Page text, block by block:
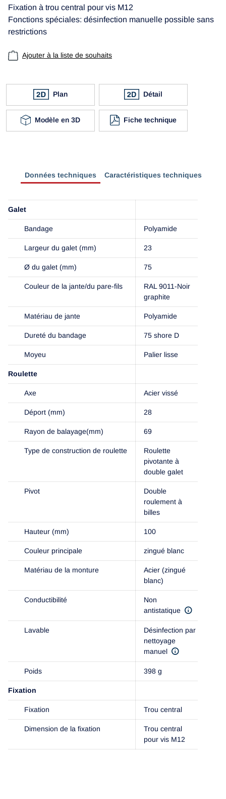
Fixation à trou central pour vis M12
Fonctions spéciales: désinfection manuelle possible sans
restrictions
Ajouter à la liste de souhaits
Plan Détail
Modèle en 3D Fiche technique
Données techniques Caractéristiques techniques
Galet
Bandage Polyamide
Largeur du galet (mm) 23
Ø du galet (mm) 75
Couleur de la jante/du pare-fils
RAL 9011-Noir
graphite
Matériau de jante Polyamide
Dureté du bandage 75 shore D
Moyeu Palier lisse
Roulette
Axe Acier vissé
Déport (mm) 28
Rayon de balayage(mm) 69
Type de construction de roulette
Roulette
pivotante à
double galet
Pivot
Double
roulement à
billes
Hauteur (mm) 100
Couleur principale zingué blanc
Matériau de la monture
Acier (zingué
blanc)
Conductibilité
Non
antistatique
Lavable
Désinfection par
nettoyage
manuel
Poids 398 g
Fixation
Fixation Trou central
Dimension de la fixation
Trou central
pour vis M12